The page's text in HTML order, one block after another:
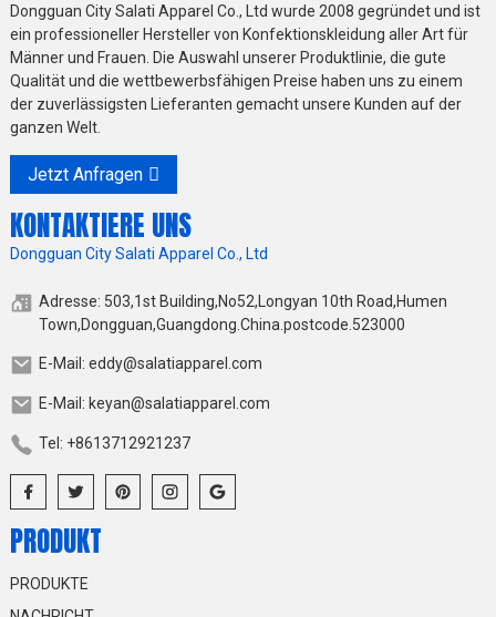
Dongguan City Salati Apparel Co., Ltd wurde 2008 gegründet und ist
ein professioneller Hersteller von Konfektionskleidung aller Art für
Männer und Frauen. Die Auswahl unserer Produktlinie, die gute
Qualität und die wettbewerbsfähigen Preise haben uns zu einem
der zuverlässigsten Lieferanten gemacht unsere Kunden auf der
ganzen Welt.
Jetzt Anfragen
KONTAKTIERE UNS
Dongguan City Salati Apparel Co., Ltd
Adresse: 503,1st Building,No52,Longyan 10th Road,Humen
Town,Dongguan,Guangdong.China.postcode.523000
E-Mail: eddy@salatiapparel.com
E-Mail: keyan@salatiapparel.com
Tel: +8613712921237
PRODUKT
PRODUKTE